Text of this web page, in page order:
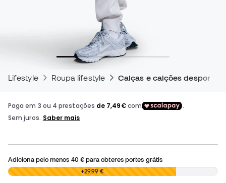
Lifestyle Roupa lifestyle Calças e calções
Adiciona pelo menos 40 €para obteres portes grátis
0,00 € +29,99 €